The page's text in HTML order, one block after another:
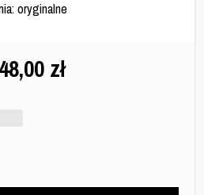
oryginalne
zł